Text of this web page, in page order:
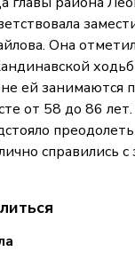
Она
ей занимаются
от 58 до 86
справились с